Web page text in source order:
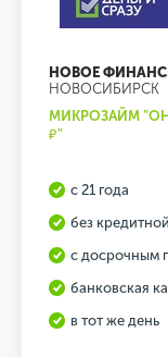
НОВОЕ
НОВОСИБИРСК
МИКРОЗАЙМ
₽"
с 21 года
без
с досрочным
банковская
в тот же день